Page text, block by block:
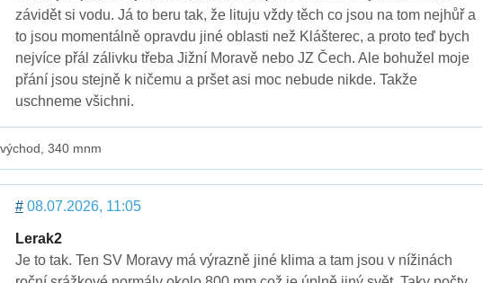
závidět si vodu. Já to beru tak, že lituju vždy těch co jsou na tom nejhůř a
to jsou momentálně opravdu jiné oblasti než Klášterec, a proto teď bych
nejvíce přál zálivku třeba Jižní Moravě nebo JZ Čech. Ale bohužel moje
přání jsou stejně k ničemu a pršet asi moc nebude nikde. Takže
uschneme všichni.
340 mnm
#08.07.2026, 11:05
Lerak2
Je to tak. Ten SV Moravy má výrazně jiné klima a tam jsou v nížinách